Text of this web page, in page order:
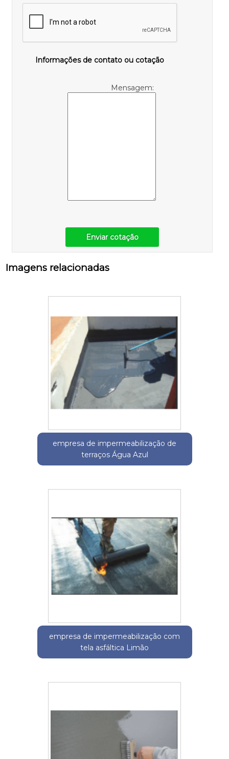
Informações de contato ou cotação
Mensagem:
Enviar cotação
Imagens relacionadas
empresa de impermeabilização de
terraços Água Azul
empresa de impermeabilização com
tela asfáltica Limão